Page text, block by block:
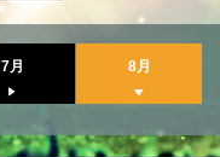
7月 8月